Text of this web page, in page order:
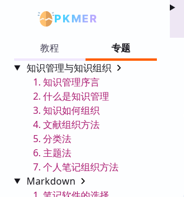
PKMER
教程
专题
知识管理与知识组织
1. 知识管理序言
2. 什么是知识管理
3. 知识如何组织
4. 文献组织方法
5. 分类法
6. 主题法
7. 个人笔记组织方法
Markdown